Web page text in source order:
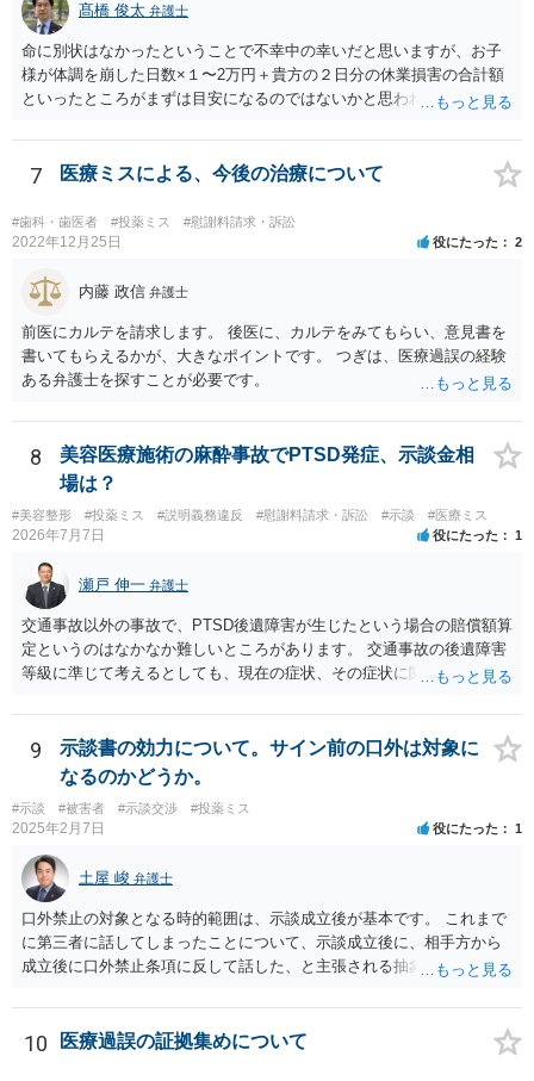
髙橋 俊太 弁護士
命に別状はなかったということで不幸中の幸いだと思いますが、お子
様が体調を崩した日数×１〜2万円＋貴方の２日分の休業損害の合計額
といったところがまずは目安になるのではないかと思われます。
7 医療ミスによる、今後の治療について
#歯科・歯医者 #投薬ミス #慰謝料請求・訴訟
2022年12月25日 役にたった 2
内藤 政信 弁護士
前医にカルテを請求します。 後医に、カルテをみてもらい、意見書を
書いてもらえるかが、大きなポイントです。 つぎは、医療過誤の経験
ある弁護士を探すことが必要です。
8
美容医療施術の麻酔事故でPTSD発症、示談金相
場は？
#美容整形 #投薬ミス #説明義務違反 #慰謝料請求・訴訟 #示談 #医療ミス
2026年7月7日 役にたった 1
瀬戸 伸一 弁護士
交通事故以外の事故で、PTSD後遺障害が生じたという場合の賠償額算
定というのはなかなか難しいところがあります。 交通事故の後遺障害
等級に準じて考えるとしても、現在の症状、その症状に関する医療記
ず、あっても、一定の検討をしないと算定は難しいと思いますので、
一般的には無料相談で確度の高い回答は得られないと思われます。 現
在の提案額で不満という場合、一般的には弁護士に依頼をして訴訟と
いう手続きをとったほうが、時間と手間はかかりますが、賠償額は多
くなる傾向にありますので、お近くの弁護士に依頼をするとよいと思
われます。
9
示談書の効力について。サイン前の口外は対象に
なるのかどうか。
#示談 #被害者 #示談交渉 #投薬ミス
2025年2月7日 役にたった 1
土屋 峻 弁護士
口外禁止の対象となる時的範囲は、示談成立後が基本です。 これまで
に第三者に話してしまったことについて、示談成立後に、相手方から
成立後に口外禁止条項に反して話した、と主張される抽象的な可能性
10 医療過誤の証拠集めについて